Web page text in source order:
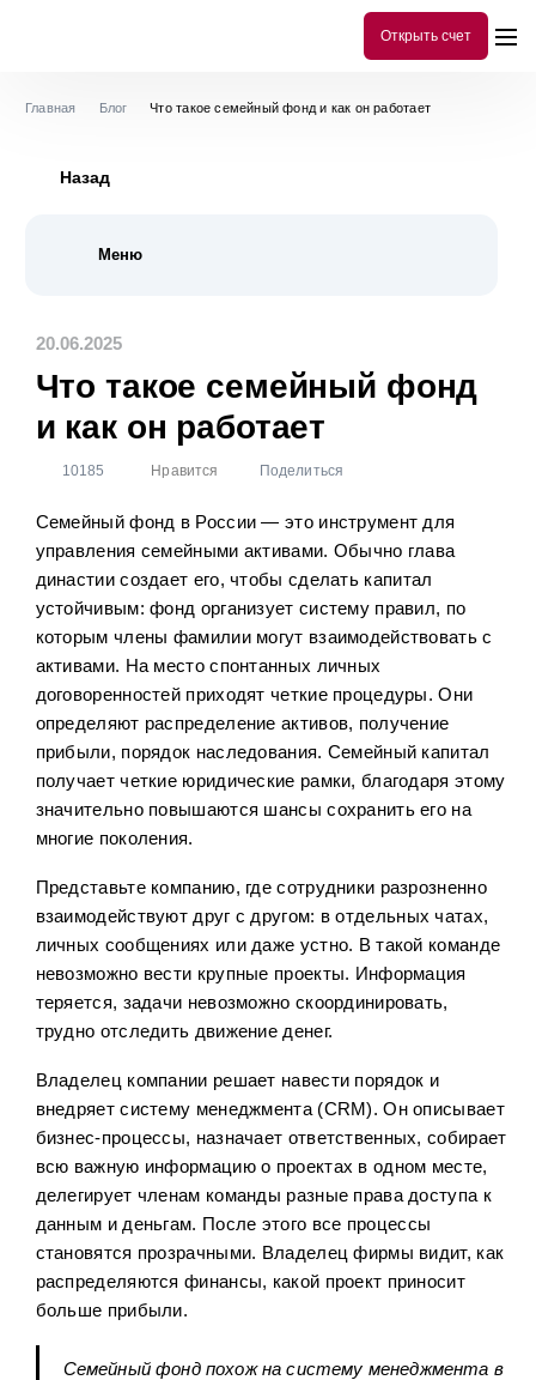
Открыть счет
Главная Блог Что такое семейный фонд и как он работает
Назад
Меню
История
Инструменты аналитики 78
Библиотека инвестора
Акции
Облигации 80
Фонды с целевой датой 30
ЗПИФ 6
20.06.2025
Что такое семейный фонд
и как он работает
10185 Нравится Поделиться
Семейный фонд в России — это инструмент для
управления семейными активами. Обычно глава
династии создает его, чтобы сделать капитал
устойчивым: фонд организует систему правил, по
которым члены фамилии могут взаимодействовать с
активами. На место спонтанных личных
договоренностей приходят четкие процедуры. Они
определяют распределение активов, получение
прибыли, порядок наследования. Семейный капитал
получает четкие юридические рамки, благодаря этому
значительно повышаются шансы сохранить его на
многие поколения.
Представьте компанию, где сотрудники разрозненно
взаимодействуют друг с другом: в отдельных чатах,
личных сообщениях или даже устно. В такой команде
невозможно вести крупные проекты. Информация
теряется, задачи невозможно скоординировать,
трудно отследить движение денег.
Владелец компании решает навести порядок и
внедряет систему менеджмента (CRM). Он описывает
бизнес-процессы, назначает ответственных, собирает
всю важную информацию о проектах в одном месте,
делегирует членам команды разные права доступа к
данным и деньгам. После этого все процессы
становятся прозрачными. Владелец фирмы видит, как
распределяются финансы, какой проект приносит
больше прибыли.
Семейный фонд похож на систему менеджмента в